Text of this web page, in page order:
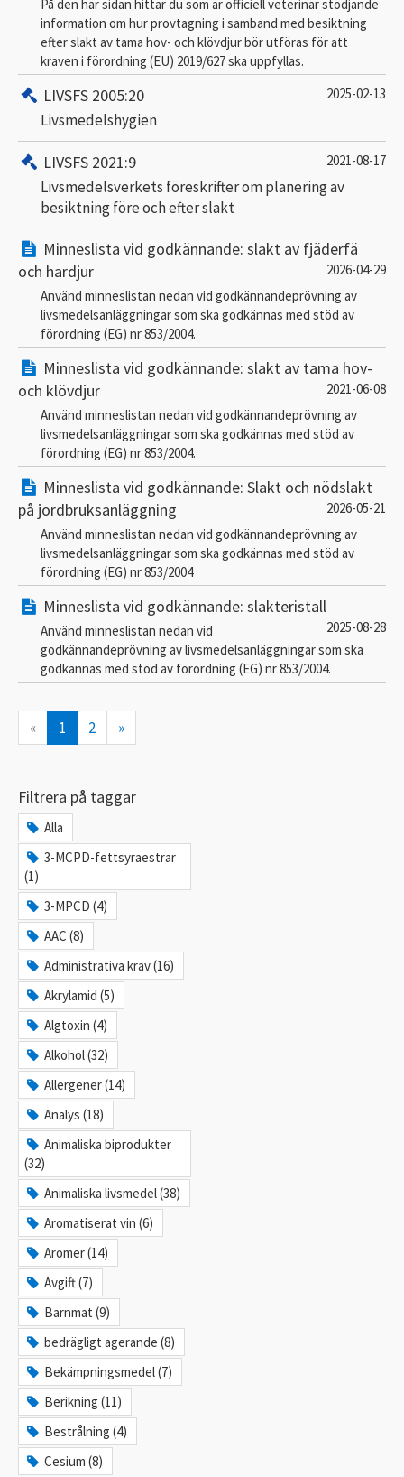
På den här sidan hittar du som är officiell veterinär stödjande
information om hur provtagning i samband med besiktning
efter slakt av tama hov- och klövdjur bör utföras för att
kraven i förordning (EU) 2019/627 ska uppfyllas.
LIVSFS 2005:20 2025-02-13
Livsmedelshygien
LIVSFS 2021:9 2021-08-17
Livsmedelsverkets föreskrifter om planering av
besiktning före och efter slakt
Minneslista vid godkännande: slakt av fjäderfä
och hardjur
2026-04-29
Använd minneslistan nedan vid godkännandeprövning av
livsmedelsanläggningar som ska godkännas med stöd av
förordning (EG) nr 853/2004.
Minneslista vid godkännande: slakt av tama hov-
och klövdjur
2021-06-08
Använd minneslistan nedan vid godkännandeprövning av
livsmedelsanläggningar som ska godkännas med stöd av
förordning (EG) nr 853/2004.
Minneslista vid godkännande: Slakt och nödslakt
på jordbruksanläggning
2026-05-21
Använd minneslistan nedan vid godkännandeprövning av
livsmedelsanläggningar som ska godkännas med stöd av
förordning (EG) nr 853/2004
Minneslista vid godkännande: slakteristall
2025-08-28
Använd minneslistan nedan vid
godkännandeprövning av livsmedelsanläggningar som ska
godkännas med stöd av förordning (EG) nr 853/2004.
« 1 2 »
Filtrera på taggar
Alla
3-MCPD-fettsyraestrar
(1)
3-MPCD (4)
AAC (8)
Administrativa krav (16)
Akrylamid (5)
Algtoxin (4)
Alkohol (32)
Allergener (14)
Analys (18)
Animaliska biprodukter
(32)
Animaliska livsmedel (38)
Aromatiserat vin (6)
Aromer (14)
Avgift (7)
Barnmat (9)
bedrägligt agerande (8)
Bekämpningsmedel (7)
Berikning (11)
Bestrålning (4)
Cesium (8)